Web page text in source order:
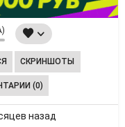
СКРИНШОТЫ
(0)
назад